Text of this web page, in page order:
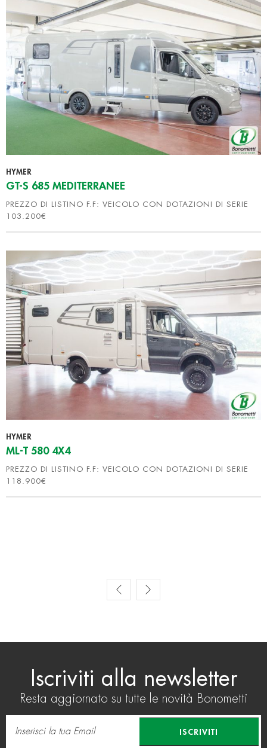
Utilizziamo i cookie per personalizzare contenuti ed
annunci, per fornire funzionalità dei social media e per
analizzare il nostro traffico. Condividiamo inoltre
informazioni sul modo in cui utilizza il nostro sito con i
nostri partner che si occupano di analisi dei dati web,
pubblicità e social media, i quali potrebbero combinarle
con altre informazioni che ha fornito loro o che hanno
raccolto dal suo utilizzo dei loro servizi.
HYMER
GT-S 685 MEDITERRANEE
PREZZO DI LISTINO F.F: VEICOLO CON DOTAZIONI DI SERIE
103.200€
HYMER
ML-T 580 4X4
PREZZO DI LISTINO F.F: VEICOLO CON DOTAZIONI DI SERIE
118.900€
Iscriviti alla newsletter
Resta aggiornato su tutte le novità Bonometti
ISCRIVITI